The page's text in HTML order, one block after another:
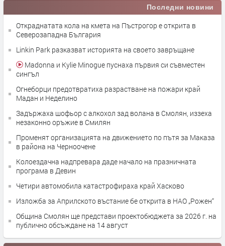
Последни новини
Откраднатата кола на кмета на Пъстрогор е открита в
Северозападна България
Linkin Park разказват историята на своето завръщане
сингъл
Огнеборци предотвратиха разрастване на пожари край
Мадан и Неделино
Задържаха шофьор с алкохол зад волана в Смолян, иззеха
незаконно оръжие в Смилян
Променят организацията на движението по пътя за Маказа
в района на Черноочене
Колоездачна надпревара даде начало на празничната
програма в Девин
Четири автомобила катастрофираха край Хасково
Изложба за Априлското въстание бе открита в НАО „Рожен“
Община Смолян ще представи проектобюджета за 2026 г. на
публично обсъждане на 14 август